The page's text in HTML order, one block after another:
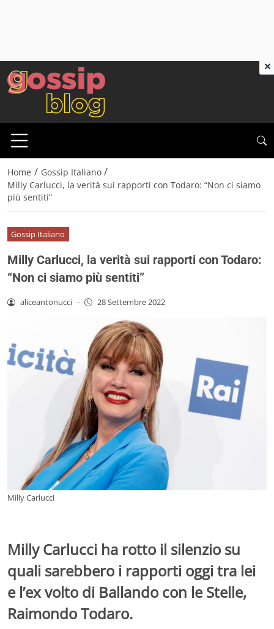
Home / Gossip Italiano /
Milly Carlucci, la verità sui rapporti con Todaro: “Non ci siamo
più sentiti”
Gossip Italiano
Milly Carlucci, la verità sui rapporti con Todaro:
“Non ci siamo più sentiti”
aliceantonucci - 28 Settembre 2022
Milly Carlucci
Milly Carlucci ha rotto il silenzio su
quali sarebbero i rapporti oggi tra lei
e l’ex volto di Ballando con le Stelle,
Raimondo Todaro.
×